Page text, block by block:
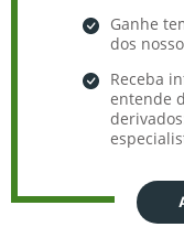
Ganhe
dos
Receba
entende